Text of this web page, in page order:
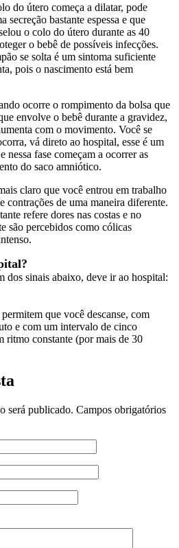
do útero começa a dilatar, pode
secreção bastante espessa e que
o colo do útero durante as 40
o bebê de possíveis infecções.
se solta é um sintoma suficiente
pois o nascimento está bem
ocorre o rompimento da bolsa que
envolve o bebê durante a gravidez,
com o movimento. Você se
vá direto ao hospital, esse é um
nessa fase começam a ocorrer as
do saco amniótico.
claro que você entrou em trabalho
contrações de uma maneira diferente.
refere dores nas costas e no
são percebidos como cólicas
dos sinais abaixo, deve ir ao hospital:
que você descanse, com
e com um intervalo de cinco
ritmo constante (por mais de 30
será publicado. Campos obrigatórios